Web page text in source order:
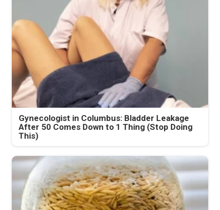
Gynecologist in Columbus: Bladder Leakage
After 50 Comes Down to 1 Thing (Stop Doing
This)